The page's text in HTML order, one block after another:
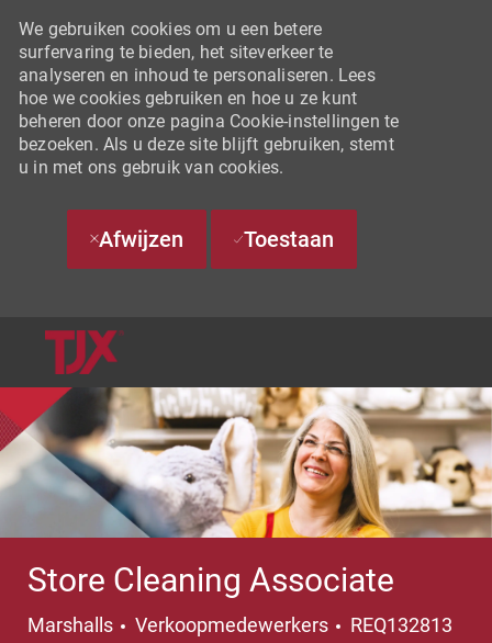
We gebruiken cookies om u een betere
surfervaring te bieden, het siteverkeer te
analyseren en inhoud te personaliseren. Lees
hoe we cookies gebruiken en hoe u ze kunt
beheren door onze pagina Cookie-instellingen te
bezoeken. Als u deze site blijft gebruiken, stemt
u in met ons gebruik van cookies.
Afwijzen Toestaan
Store Cleaning Associate
Marshalls Categorie
Verkoopmedewerkers
REQ132813